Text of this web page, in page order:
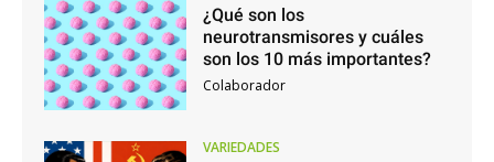
¿Qué son los
neurotransmisores y cuáles
son los 10 más importantes?
Colaborador
VARIEDADES